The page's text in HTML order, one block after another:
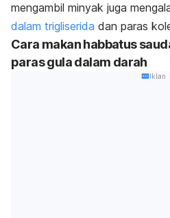
mengambil minyak juga
dalam trigliserida dan paras
Cara makan habbatus
paras gula dalam darah
Iklan